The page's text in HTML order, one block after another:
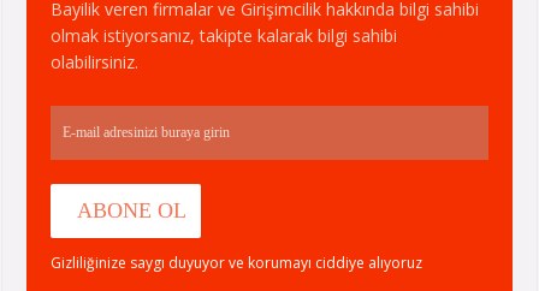
Bayilik veren firmalar ve Girişimcilik hakkında bilgi sahibi
olmak istiyorsanız, takipte kalarak bilgi sahibi
olabilirsiniz.
Gizliliğinize saygı duyuyor ve korumayı ciddiye alıyoruz